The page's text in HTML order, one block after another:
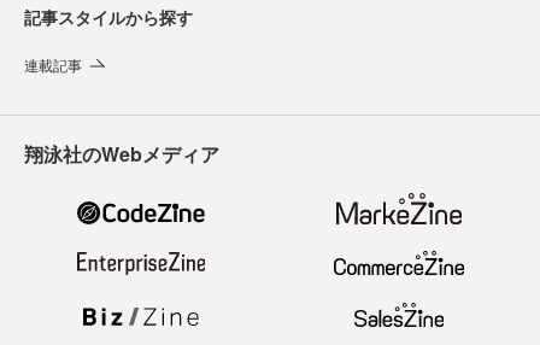
記事スタイルから探す
連載記事
翔泳社のWebメディア